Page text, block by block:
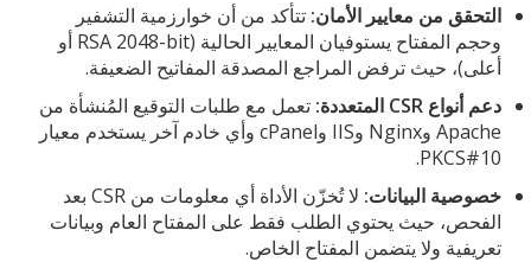
التحقق من معايير الأمان: تتأكد من أن خوارزمية التشفير
وحجم المفتاح يستوفيان المعايير الحالية (RSA 2048-bit أو
أعلى)، حيث ترفض المراجع المصدقة المفاتيح الضعيفة.
دعم أنواع CSR المتعددة:
تعمل مع طلبات التوقيع المُنشأة من
Apache وNginx وIIS وcPanel وأي خادم آخر يستخدم معيار
PKCS#10.
خصوصية البيانات:
لا تُخزّن الأداة أي معلومات من CSR بعد
الفحص، حيث يحتوي الطلب فقط على المفتاح العام وبيانات
تعريفية ولا يتضمن المفتاح الخاص.